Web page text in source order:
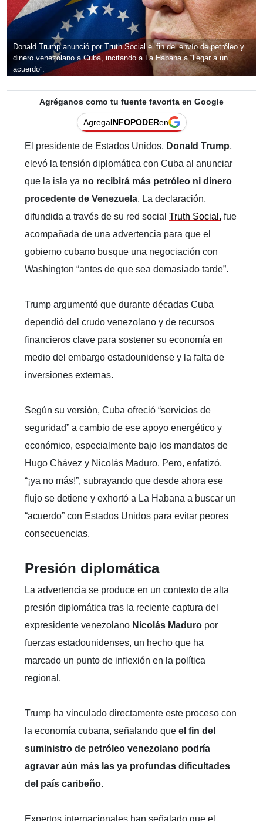
Donald Trump anunció por Truth Social el fin del envío de petróleo y
dinero venezolano a Cuba, incitando a La Habana a “llegar a un
acuerdo”.
Agréganos como tu fuente favorita en Google
AgregaINFOPODERen
El presidente de Estados Unidos, Donald Trump,
elevó la tensión diplomática con Cuba al anunciar
que la isla ya no recibirá más petróleo ni dinero
procedente de Venezuela. La declaración,
difundida a través de su red social Truth Social, fue
acompañada de una advertencia para que el
gobierno cubano busque una negociación con
Washington “antes de que sea demasiado tarde”.
Trump argumentó que durante décadas Cuba
dependió del crudo venezolano y de recursos
financieros clave para sostener su economía en
medio del embargo estadounidense y la falta de
inversiones externas.
Según su versión, Cuba ofreció “servicios de
seguridad” a cambio de ese apoyo energético y
económico, especialmente bajo los mandatos de
Hugo Chávez y Nicolás Maduro. Pero, enfatizó,
“¡ya no más!”, subrayando que desde ahora ese
flujo se detiene y exhortó a La Habana a buscar un
“acuerdo” con Estados Unidos para evitar peores
consecuencias.
Presión diplomática
La advertencia se produce en un contexto de alta
presión diplomática tras la reciente captura del
expresidente venezolano Nicolás Maduro por
fuerzas estadounidenses, un hecho que ha
marcado un punto de inflexión en la política
regional.
Trump ha vinculado directamente este proceso con
la economía cubana, señalando que el fin del
suministro de petróleo venezolano podría
agravar aún más las ya profundas dificultades
del país caribeño.
Expertos internacionales han señalado que el